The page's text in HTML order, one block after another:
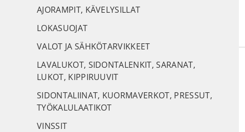
AJORAMPIT, KÄVELYSILLAT
LOKASUOJAT
VALOT JA SÄHKÖTARVIKKEET
LAVALUKOT, SIDONTALENKIT, SARANAT,
LUKOT, KIPPIRUUVIT
SIDONTALIINAT, KUORMAVERKOT, PRESSUT,
TYÖKALULAATIKOT
VINSSIT